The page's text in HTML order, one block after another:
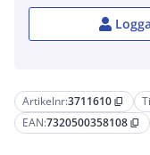
Artikelnr:3711610 content_copy
EAN:7320500358108 content_copy